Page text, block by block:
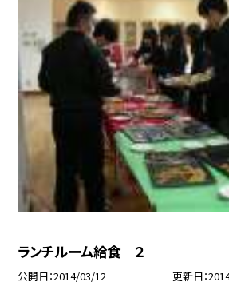
ランチルーム給食 ２
公開日 2014/03/12 更新日